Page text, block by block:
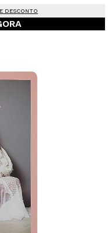
DESCONTO